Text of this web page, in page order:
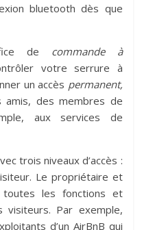
bluetooth dès que
de commande à
votre serrure à
un accès permanent,
amis, des membres de
aux services de
trois niveaux d’accès :
Le propriétaire et
les fonctions et
Par exemple,
d’un AirBnB qui